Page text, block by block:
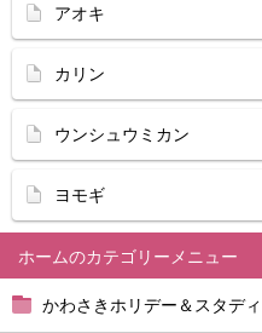
ホーム
かわさきホリデー＆スタディ
アオキ
カリン
ウンシュウミカン
ヨモギ